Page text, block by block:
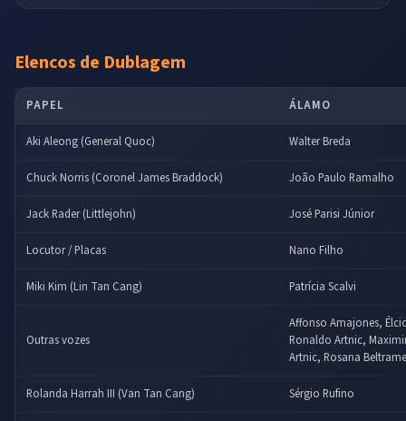
Elencos de Dublagem
PAPEL ÁLAMO
Aki Aleong (General Quoc) Walter Breda
Chuck Norris (Coronel James Braddock) João Paulo Ramalho
Jack Rader (Littlejohn) José Parisi Júnior
Locutor / Placas Nano Filho
Miki Kim (Lin Tan Cang) Patrícia Scalvi
Outras vozes
Affonso Amajones,
Ronaldo Artnic,
Artnic, Rosana Beltrame
Rolanda Harrah III (Van Tan Cang) Sérgio Rufino